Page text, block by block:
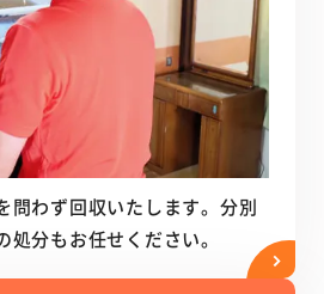
問わず回収いたします。分別
処分もお任せください。